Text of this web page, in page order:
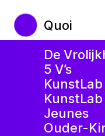
De
5 V’s
KunstLab
KunstLab
Jeunes
Ouder-
Quoi